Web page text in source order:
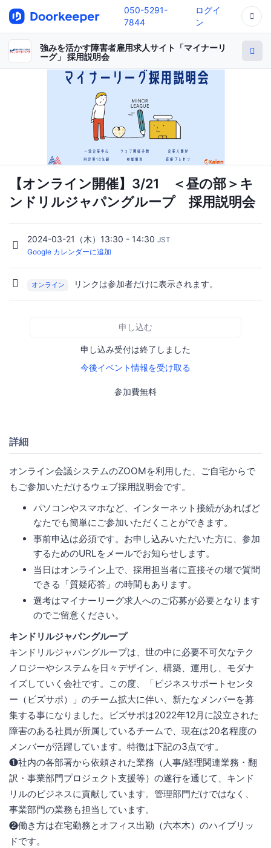
050-5291-
7844
ログイ
ン
強みを活かす障害者雇用求人サイト「マイナーリ
ーグ」 採用説明会
【オンライン開催】3/21 ＜昼の部＞キ
ンドリルジャパングループ 採用説明会
2024-03-21（木）13:30 - 14:30 JST
Google カレンダーに追加
オンライン リンクは参加者だけに表示されます。
申し込む
申し込み受付は終了しました
今後イベント情報を受け取る
参加費無料
詳細
オンライン会議システムのZOOMを利用した、ご自宅からで
もご参加いただけるウェブ採用説明会です。
パソコンやスマホなど、インターネット接続があればど
なたでも簡単にご参加いただくことができます。
事前申込は必須です。お申し込みいただいた方に、参加
するためのURLをメールでお知らせします。
当日はオンライン上で、採用担当者に直接その場で質問
できる「質疑応答」の時間もあります。
選考はマイナーリーグ求人へのご応募が必要となります
のでご留意ください。
キンドリルジャパングループ
キンドリルジャパングループは、世の中に必要不可欠なテク
ノロジーやシステムを日々デザイン、構築、運用し、モダナ
イズしていく会社です。この度、「ビジネスサポートセンタ
ー（ビズサポ）」のチーム拡大に伴い、新たなメンバーを募
集する事になりました。ビズサポは2022年12月に設立された
障害のある社員が所属しているチームで、現在は20名程度の
メンバーが活躍しています。特徴は下記の3点です。
❶社内の各部署から依頼された業務（人事/経理関連業務・翻
訳・事業部門プロジェクト支援等）の遂行を通じて、キンド
リルのビジネスに貢献しています。管理部門だけではなく、
事業部門の業務も担当しています。
❷働き方は在宅勤務とオフィス出勤（六本木）のハイブリッ
ドです。